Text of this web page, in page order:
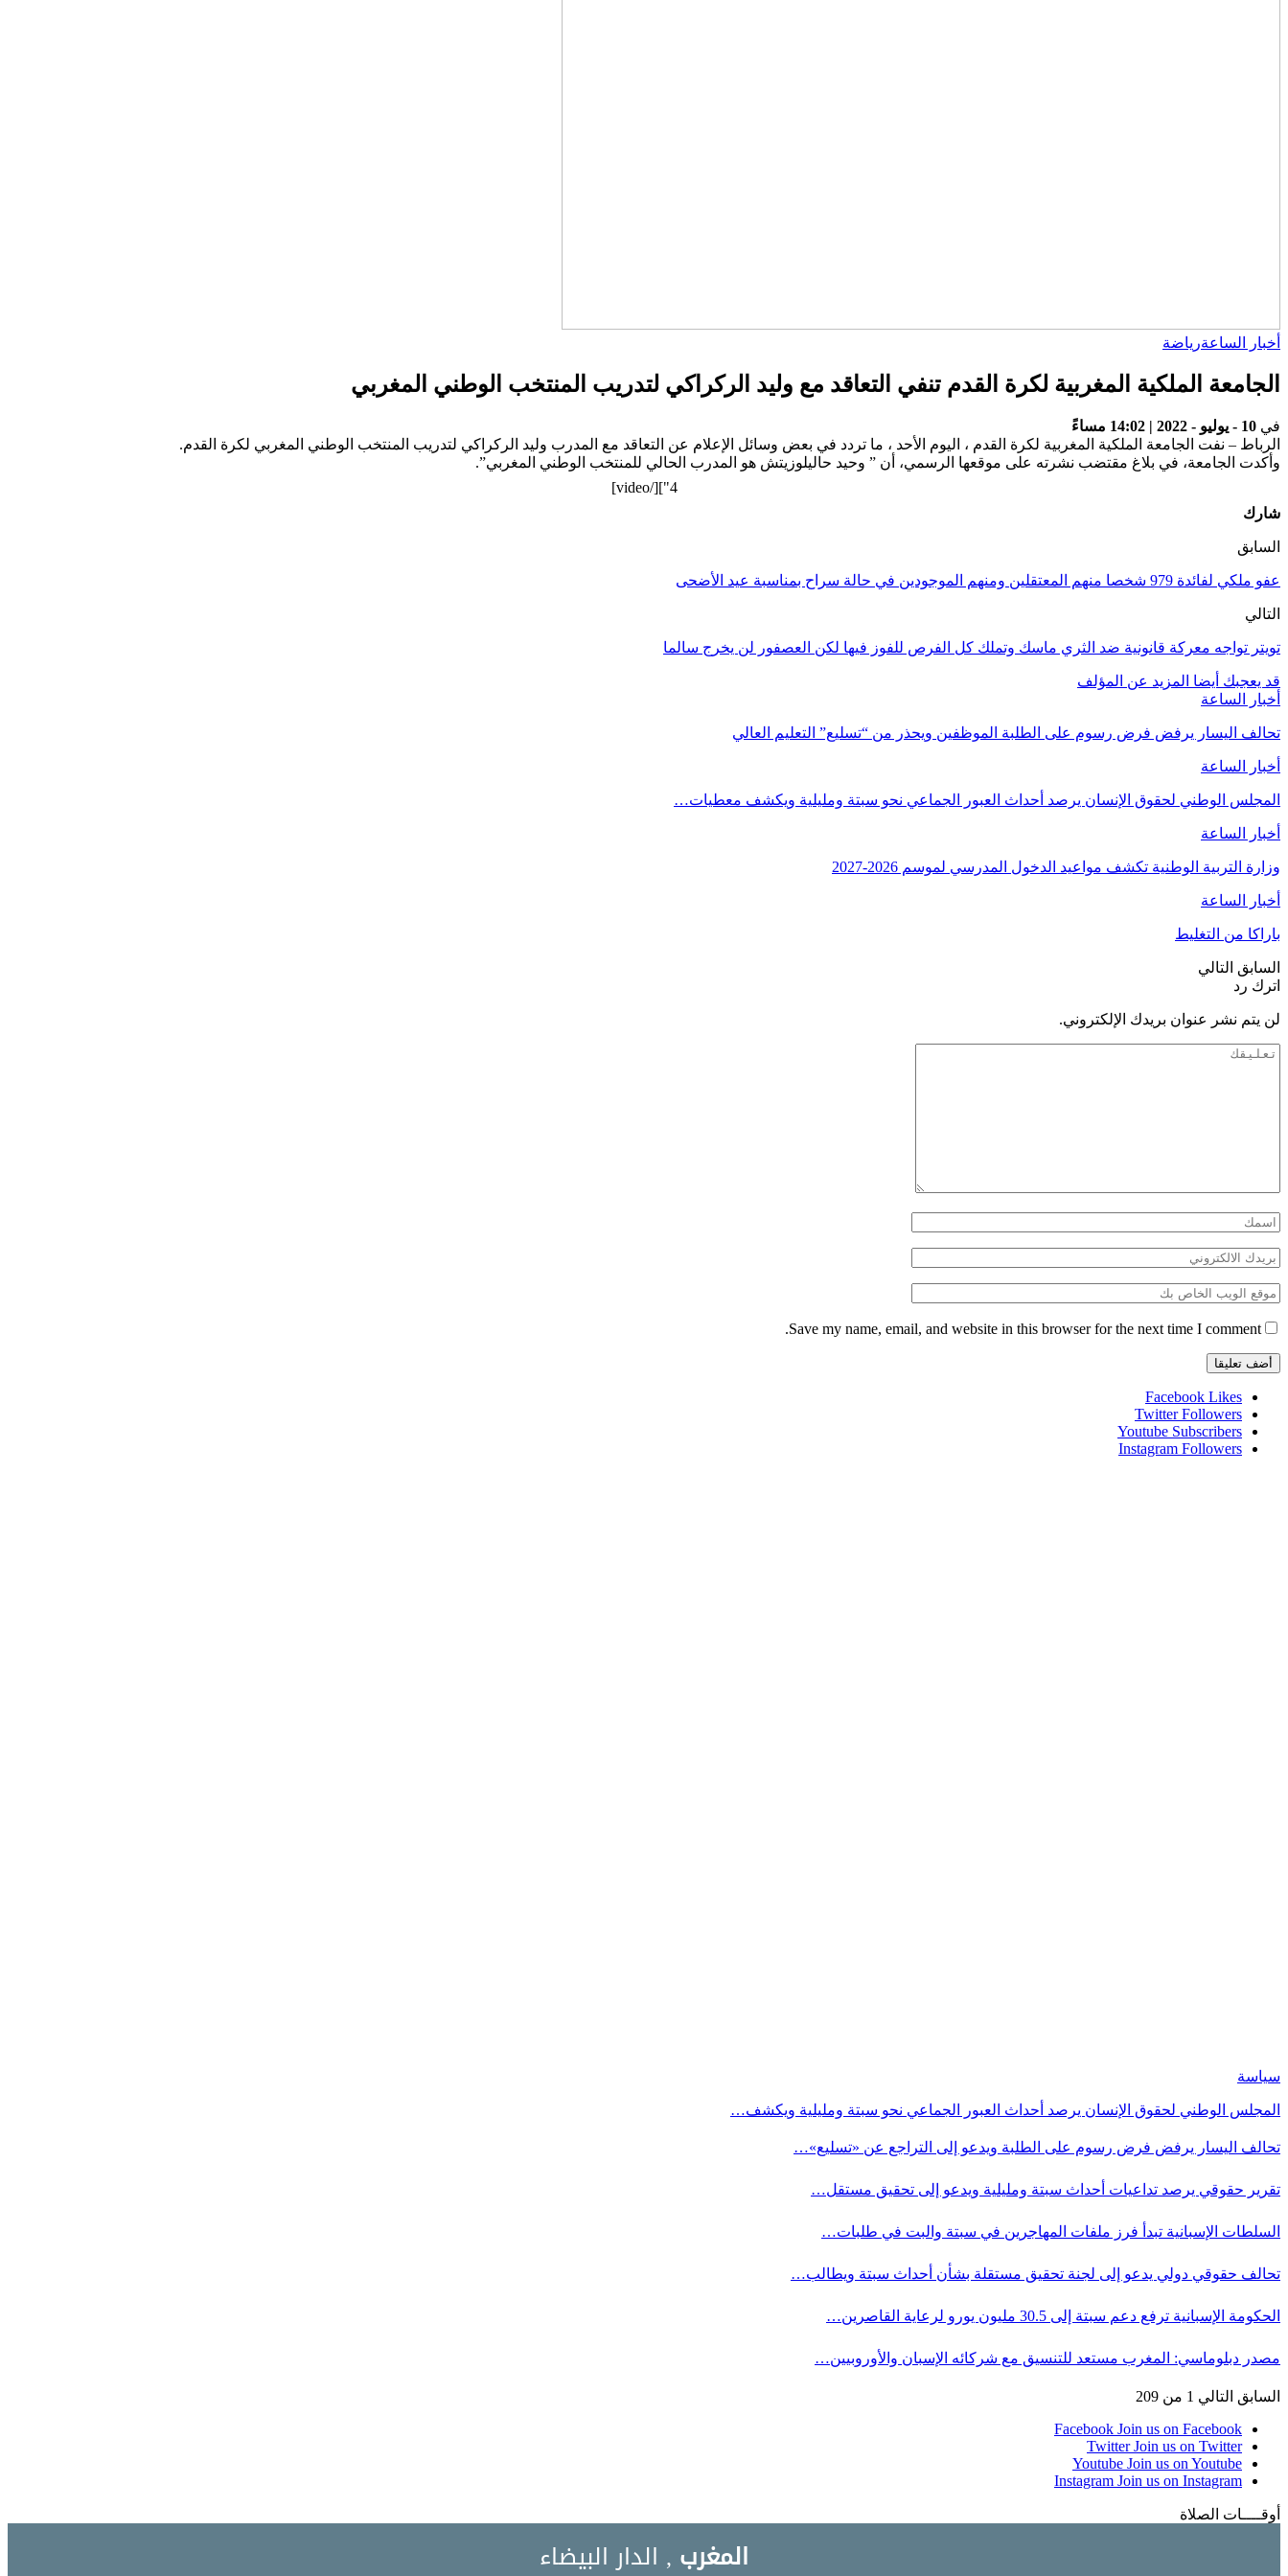
أخبار الساعةرياضة
الجامعة الملكية المغربية لكرة القدم تنفي التعاقد مع وليد الركراكي لتدريب المنتخب الوطني المغربي
في 10 - يوليو - 2022 | 14:02 مساءً
الرباط – نفت الجامعة الملكية المغربية لكرة القدم ، اليوم الأحد ، ما تردد في بعض وسائل الإعلام عن التعاقد مع المدرب وليد الركراكي لتدريب المنتخب الوطني المغربي لكرة القدم.
وأكدت الجامعة، في بلاغ مقتضب نشرته على موقعها الرسمي، أن ” وحيد حاليلوزيتش هو المدرب الحالي للمنتخب الوطني المغربي”.
4"][/video]
شارك
السابق
عفو ملكي لفائدة 979 شخصا منهم المعتقلين ومنهم الموجودين في حالة سراح بمناسبة عيد الأضحى
التالي
تويتر تواجه معركة قانونية ضد الثري ماسك وتملك كل الفرص للفوز فيها لكن العصفور لن يخرج سالما
قد يعجبك أيضا المزيد عن المؤلف
أخبار الساعة
تحالف اليسار يرفض فرض رسوم على الطلبة الموظفين ويحذر من “تسليع” التعليم العالي
أخبار الساعة
المجلس الوطني لحقوق الإنسان يرصد أحداث العبور الجماعي نحو سبتة ومليلية ويكشف معطيات…
أخبار الساعة
وزارة التربية الوطنية تكشف مواعيد الدخول المدرسي لموسم 2026-2027
أخبار الساعة
باراكا من التغليط
السابق التالي
اترك رد
لن يتم نشر عنوان بريدك الإلكتروني.
Save my name, email, and website in this browser for the next time I comment.
Facebook Likes
Twitter Followers
Youtube Subscribers
Instagram Followers
سياسة
المجلس الوطني لحقوق الإنسان يرصد أحداث العبور الجماعي نحو سبتة ومليلية ويكشف…
تحالف اليسار يرفض فرض رسوم على الطلبة ويدعو إلى التراجع عن «تسليع»…
تقرير حقوقي يرصد تداعيات أحداث سبتة ومليلية ويدعو إلى تحقيق مستقل…
السلطات الإسبانية تبدأ فرز ملفات المهاجرين في سبتة والبت في طلبات…
تحالف حقوقي دولي يدعو إلى لجنة تحقيق مستقلة بشأن أحداث سبتة ويطالب…
الحكومة الإسبانية ترفع دعم سبتة إلى 30.5 مليون يورو لرعاية القاصرين…
مصدر دبلوماسي: المغرب مستعد للتنسيق مع شركائه الإسبان والأوروبيين…
السابق التالي 1 من 209
Facebook Join us on Facebook
Twitter Join us on Twitter
Youtube Join us on Youtube
Instagram Join us on Instagram
أوقــــات الصلاة